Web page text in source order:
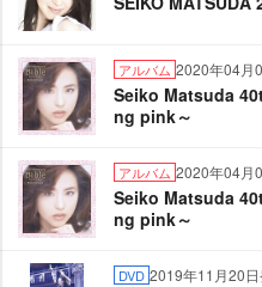
アルバム 2020年04月
Seiko Matsuda
ng pink～
アルバム 2020年04月
Seiko Matsuda
ng pink～
DVD 2019年11月20